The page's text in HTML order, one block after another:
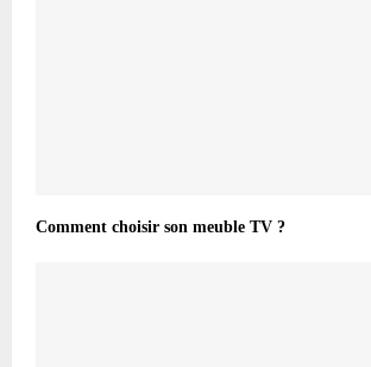
Comment choisir son meuble TV ?